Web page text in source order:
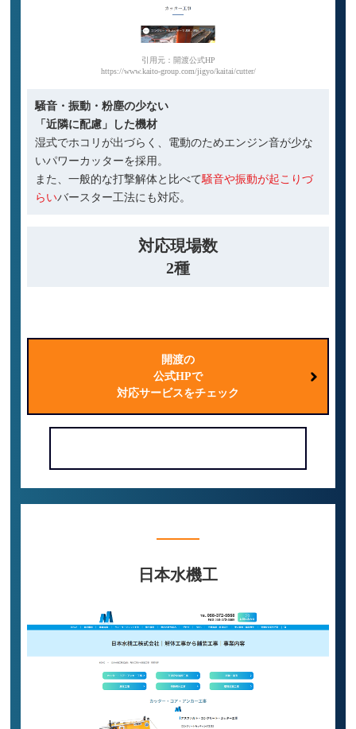
引用元：開渡公式HP
https://www.kaito-group.com/jigyo/kaitai/cutter/
騒音・振動・粉塵の少ない
「近隣に配慮」した機材
湿式でホコリが出づらく、電動のためエンジン音が少な
いパワーカッターを採用。
また、一般的な打撃解体と比べて騒音や振動が起こりづ
らいバースター工法にも対応。
対応現場数
2種
開渡の
公式HPで
対応サービスをチェック
日本水機工